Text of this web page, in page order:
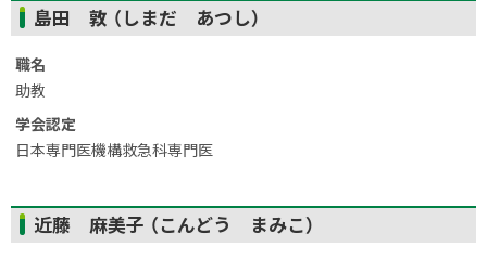
ト
ッ
プ
に
戻
る
島田 敦 （しまだ あつし）
職名
助教
学会認定
日本専門医機構救急科専門医
ト
ッ
近藤 麻美子 （こんどう まみこ）